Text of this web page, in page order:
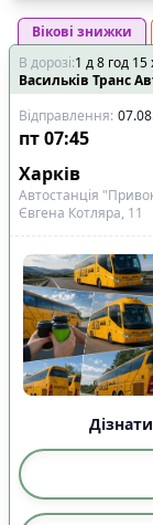
Вікові знижки
В дорозі:1 д8 год 15
Васильків Транс
Відправлення:
пт07:45
Харків
Автостанція
Євгена Котляра, 11